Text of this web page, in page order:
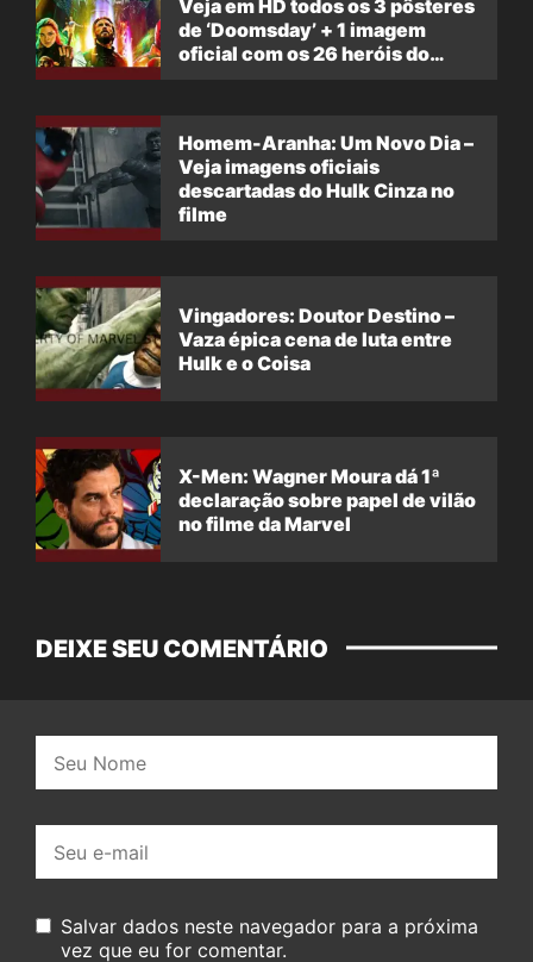
Veja em HD todos os 3 pôsteres
de ‘Doomsday’ + 1 imagem
oficial com os 26 heróis do
Homem-Aranha: Um Novo Dia –
Veja imagens oficiais
descartadas do Hulk Cinza no
filme
Vingadores: Doutor Destino –
Vaza épica cena de luta entre
Hulk e o Coisa
X-Men: Wagner Moura dá 1ª
declaração sobre papel de vilão
no filme da Marvel
DEIXE SEU COMENTÁRIO
mail:
Salvar dados neste navegador para a próxima
vez que eu for comentar.